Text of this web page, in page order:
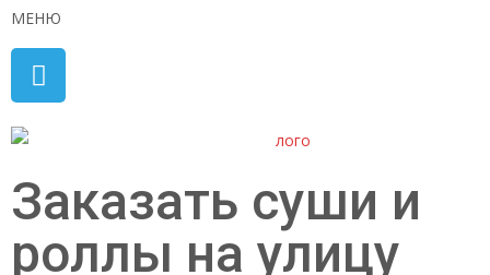
МЕНЮ
Заказать суши и
роллы на улицу